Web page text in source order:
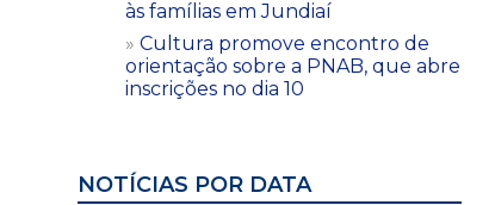
às famílias em Jundiaí
Cultura promove encontro de
orientação sobre a PNAB, que abre
inscrições no dia 10
NOTÍCIAS POR DATA